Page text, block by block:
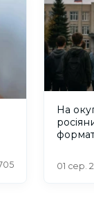
На
01 сер.